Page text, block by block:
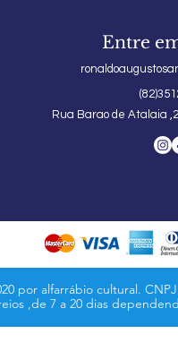
Entre
Rua Barao de Atalaia
por alfarrábio
,de 7 a 20 dias